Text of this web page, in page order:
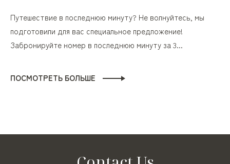
Путешествие в последнюю минуту? Не волнуйтесь, мы
подготовили для вас специальное предложение!
Забронируйте номер в последнюю минуту за 3...
ПОСМОТРЕТЬ БОЛЬШЕ